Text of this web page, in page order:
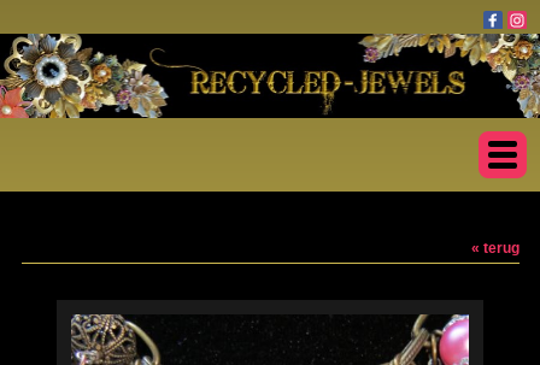
« terug